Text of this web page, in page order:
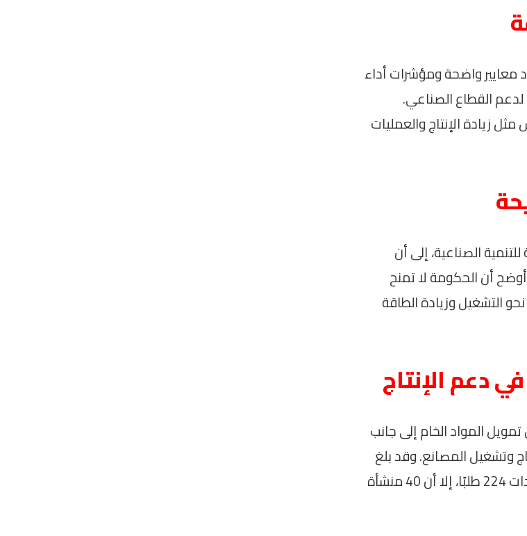
واضحة ومؤشرات أداء
القطاع الصناعي.
زيادة الإنتاج والعمليات
الصناعية، إلى أن
أن الحكومة لا تمنح
التشغيل وزيادة الطاقة
دعم الإنتاج
بـ 30 مليار جنيه، لتشمل تمويل المواد الخام إلى جانب
وتشغيل المصانع. وقد بلغ
إجمالي الطلبات المقدمة للاستفادة من تمويل الآلات والمعدات 224 طلبًا، إلا أن 40 منشأة